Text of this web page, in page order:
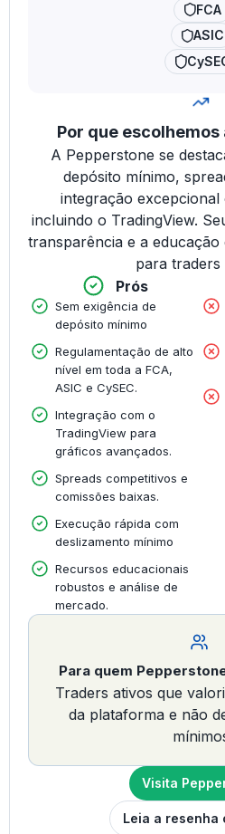
FCA
ASIC
Por que escolhemos
A Pepperstone se
depósito mínimo,
integração
incluindo o TradingView.
transparência e a
para traders
Prós
Sem exigência de
depósito mínimo
Regulamentação de alto
nível em toda a FCA,
ASIC e CySEC.
Integração com o
TradingView para
gráficos avançados.
Spreads competitivos e
comissões baixas.
Execução rápida com
deslizamento mínimo
Recursos educacionais
robustos e análise de
mercado.
Para quem
Traders ativos que
da plataforma e não
Visita
Leia a resenha